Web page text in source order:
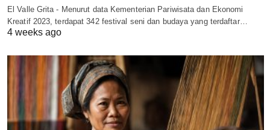
El Valle Grita - Menurut data Kementerian Pariwisata dan Ekonomi
Kreatif 2023, terdapat 342 festival seni dan budaya yang terdaftar…
4 weeks ago